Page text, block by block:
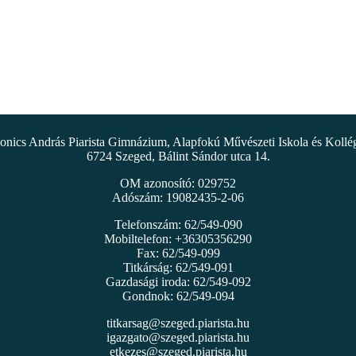
András Piarista Gimnázium, Alapfokú Művészeti Iskola és
6724 Szeged, Bálint Sándor utca 14.
OM azonosító: 029752
Adószám: 19082435-2-06
Telefonszám: 62/549-090
Mobiltelefon: +36305356290
Fax: 62/549-099
Titkárság: 62/549-091
Gazdasági iroda: 62/549-092
Gondnok: 62/549-094
titkarsag@szeged.piarista.hu
igazgato@szeged.piarista.hu
etkezes@szeged.piarista.hu